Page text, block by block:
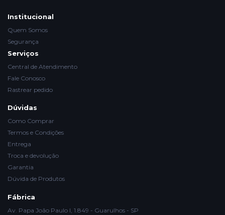
Institucional
Quem Somos
Segurança
Serviços
Central de Atendimento
Fale Conosco
Rastrear pedido
Dúvidas
Como Comprar
Termos e Condições
Entrega
Troca e devolução
Garantia
Dúvida de Produtos
Fábrica
Av. Papa João Paulo I, 1.849 - Guarulhos - SP